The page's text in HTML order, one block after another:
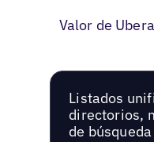
Valor de
Listados
directorios,
de